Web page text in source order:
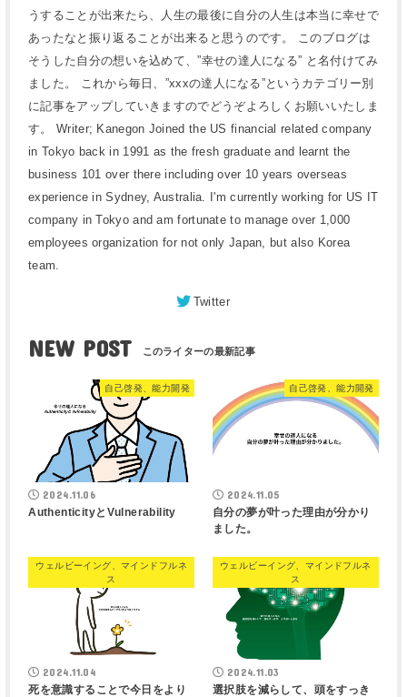
うすることが出来たら、人生の最後に自分の人生は本当に幸せで
あったなと振り返ることが出来ると思うのです。 このブログは
そうした自分の想いを込めて、”幸せの達人になる” と名付けてみ
ました。 これから毎日、”xxxの達人になる”というカテゴリー別
に記事をアップしていきますのでどうぞよろしくお願いいたしま
す。 Writer; Kanegon Joined the US financial related company
in Tokyo back in 1991 as the fresh graduate and learnt the
business 101 over there including over 10 years overseas
experience in Sydney, Australia. I'm currently working for US IT
company in Tokyo and am fortunate to manage over 1,000
employees organization for not only Japan, but also Korea
team.
Twitter
NEW POST
自己啓発、能力開発
2024.11.06
AuthenticityとVulnerability
自己啓発、能力開発
2024.11.05
自分の夢が叶った理由が分かり
ました。
ウェルビーイング、マインドフルネ
ス
2024.11.04
死を意識することで今日をより
ウェルビーイング、マインドフルネ
ス
2024.11.03
選択肢を減らして、頭をすっき